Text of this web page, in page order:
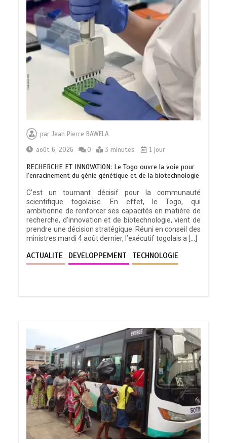
parJean Pierre BAWELA
août 6, 2026
0 3 minutes 1 jour
RECHERCHE ET INNOVATION: Le Togo ouvre la voie pour
l’enracinement du génie génétique et de la biotechnologie
C’est un tournant décisif pour la communauté
scientifique togolaise. En effet, le Togo, qui
ambitionne de renforcer ses capacités en matière de
recherche, d’innovation et de biotechnologie, vient de
prendre une décision stratégique. Réuni en conseil des
ministres mardi 4 août dernier, l’exécutif togolais a […]
ACTUALITE DEVELOPPEMENT TECHNOLOGIE